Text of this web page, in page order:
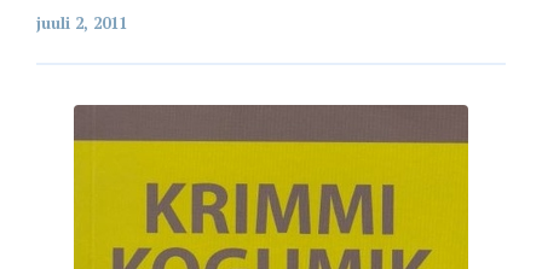
juuli 2, 2011